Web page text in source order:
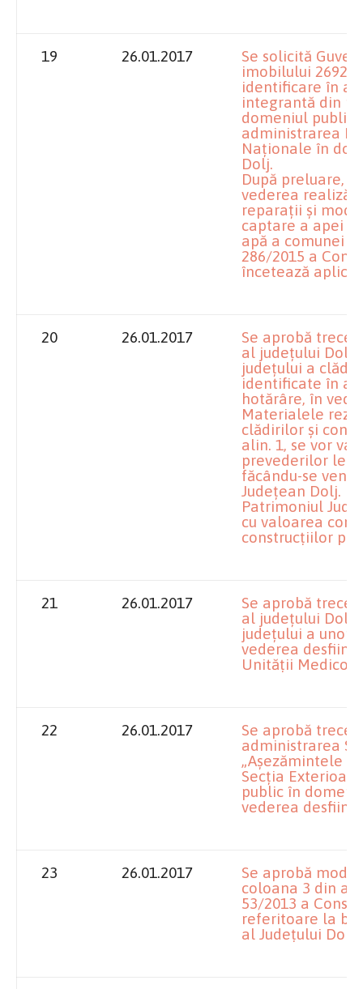
19 26.01.2017
Se solicită
imobilului 2692,
identificare în
integrantă din
domeniul public
administrarea
Naţionale în
Dolj.
După preluare,
vederea
reparaţii şi
captare a apei
apă a comunei
286/2015 a
încetează
20 26.01.2017
Se aprobă
al judeţului Dolj
judeţului a
identificate în
hotărâre, în
Materialele
clădirilor şi
alin. 1, se vor
prevederilor
făcându-se
Judeţean Dolj.
Patrimoniul
cu valoarea
construcţiilor
21 26.01.2017
Se aprobă
al judeţului Dolj
judeţului a unor
vederea
Unităţii Medico-
22 26.01.2017
Se aprobă
administrarea
„Aşezămintele
Secţia
public în
vederea
23 26.01.2017
Se aprobă
coloana 3 din
53/2013 a
referitoare la
al Judeţului Dolj;